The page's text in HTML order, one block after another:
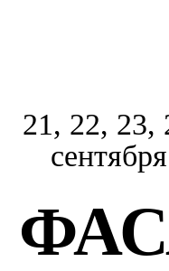
21, 22, 23,
сентября